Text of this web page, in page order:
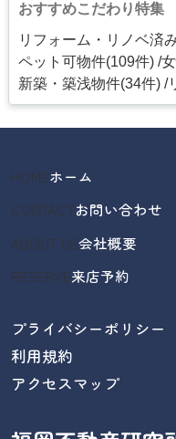
おすすめこだわり特集
リフォーム・リノベ済
ペット可物件(109件)
新築・築浅物件(34件)
HOMEホーム
CONTACTお問い合わせ
ABOUT US会社概要
RESERVE来店予約
プライバシーポリシー
利用規約
アクセスマップ